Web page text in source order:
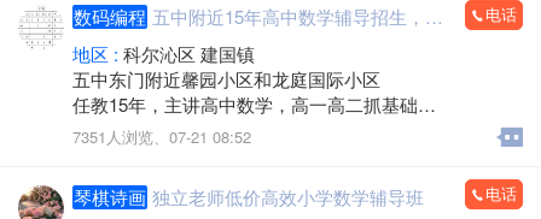
科二校内训练、校内考试，科三恒大城南侧练考，路况
简单，没有社会车辆。
开设科一、科四辅导课程，配备蒙汉双语教学老师。
驾校地址：通辽市明仁大街西段道南（蒙古王小区对
面，西客站500米处）
公交路线：1路、6路、11路、59路、61路直达
数码编程 五中附近15年高中数学辅导招生，班课，一对一， 电话
地区 : 科尔沁区 建国镇
五中东门附近馨园小区和龙庭国际小区
任教15年，主讲高中数学，高一高二抓基础
高三一轮复习，有班课和一对一。可试听
7351人浏览、 07-21 08:52
琴棋诗画 独立老师低价高效小学数学辅导班 电话